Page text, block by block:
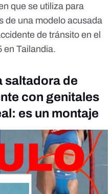
que se utiliza para
de una modelo acusada
de tránsito en el
en Tailandia.
saltadora de
con genitales
es un montaje